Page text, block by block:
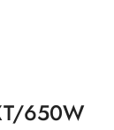
650W